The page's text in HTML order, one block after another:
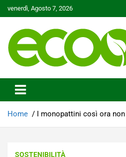
to
venerdì, Agosto 7, 2026
Ecoo.it
Home I monopattini così ora
SOSTENIBILITÀ